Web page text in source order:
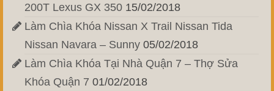
200T Lexus GX 350 15/02/2018
Làm Chìa Khóa Nissan X Trail Nissan Tida
Nissan Navara – Sunny 05/02/2018
Làm Chìa Khóa Tại Nhà Quận 7 – Thợ Sửa
Khóa Quận 7 01/02/2018